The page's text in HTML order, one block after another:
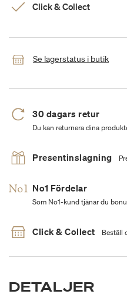
Click & Collect
Se lagerstatus i butik
30 dagars retur
Du kan returnera dina
Presentinslagning
No1 Fördelar
Som No1-kund tjänar du
Click & Collect Beställ
DETALJER